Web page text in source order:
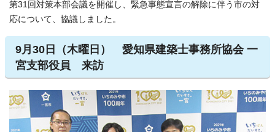
第31回対策本部会議を開催し、緊急事態宣言の解除に伴う市の対
応について、協議しました。
9月30日（木曜日） 愛知県建築士事務所協会 一
宮支部役員 来訪